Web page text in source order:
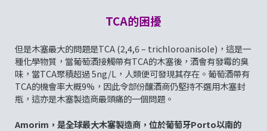
TCA的困擾
但是木塞最大的問題是TCA (2,4,6 – trichloroanisole)，這是一
種化學物質，當葡萄酒接觸帶有TCA的木塞後，酒會有發霉的臭
味，當TCA聚積超過 5ng/L，人類便可發現其存在。葡萄酒帶有
TCA的機會率大概9%，因此令部份釀酒商仍堅持不選用木塞封
瓶，這亦是木塞製造商最頭痛的一個問題。
Amorim，是全球最大木塞製造商，位於葡萄牙Porto以南的